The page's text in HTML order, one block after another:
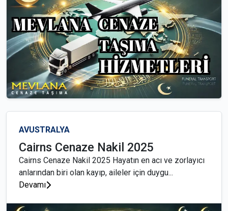
AVUSTRALYA
Cairns Cenaze Nakil 2025
Cairns Cenaze Nakil 2025 Hayatın en acı ve zorlayıcı
anlarından biri olan kayıp, aileler için duygu...
Devamı